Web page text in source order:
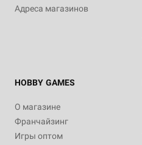
Адреса магазинов
HOBBY GAMES
О магазине
Франчайзинг
Игры оптом